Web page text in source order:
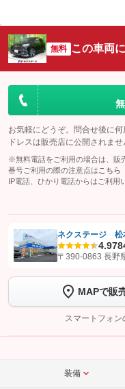
無料 この車両
お気軽にどうぞ。問合せ後に
ドレスは販売店に公開されませ
※無料電話をご利用の場合は、販
番号ご利用の際の注意点は こちら
IP電話、ひかり電話からはご利用
【STEP1】認証画面でグーネ
トーク画面で
ボ
完了してください。
ネクステージ 松
4.9
〒390-0863 長野
MAPで販
スマートフォ
装備